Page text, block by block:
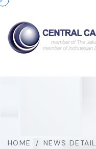
HOME / NEWS DETAIL